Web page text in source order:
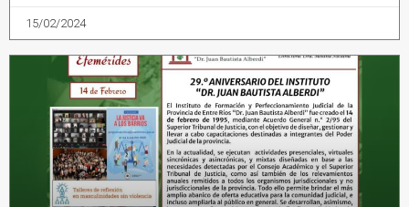
15/02/2024